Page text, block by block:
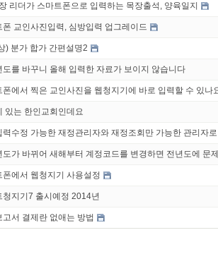
리더가 스마트폰으로 입력하는 목장출석, 양육일지
폰 교인사진입력, 심방입력 업그레이드
) 분가 합가 간편설명2
도를 바꾸니 올해 입력한 자료가 보이지 않습니다
폰에서 찍은 교인사진을 웹청지기에 바로 입력할 수 있나
있는 한인교회인데요
력수정 가능한 재정관리자와 재정조회만 가능한 관리자
도가 바뀌어 새해부터 계정코드를 변경하면 전년도에 문
폰에서 웹청지기 사용설정
청지기7 출시예정 2014년
고서 결제란 없애는 방법